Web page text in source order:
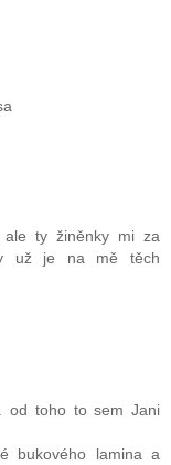
ty žiněnky mi za
už je na mě těch
od toho to sem Jani
bukového lamina a